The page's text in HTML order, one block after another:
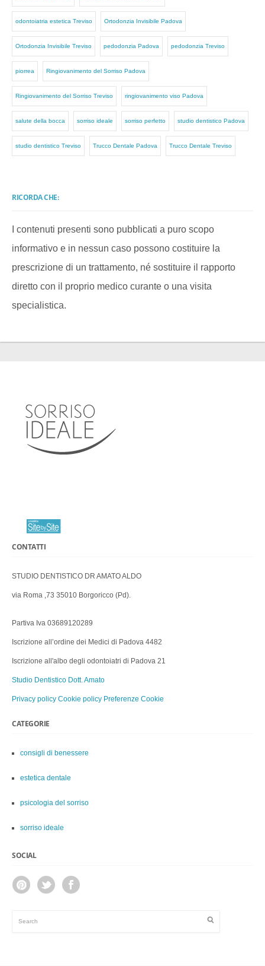
odontoiatria estetica Treviso Ortodonzia Invisibile Padova
Ortodonzia Invisibile Treviso pedodonzia Padova pedodonzia Treviso
piorrea Ringiovanimento del Sorriso Padova
Ringiovanimento del Sorriso Treviso ringiovanimento viso Padova
salute della bocca sorriso ideale sorriso perfetto studio dentistico Padova
studio dentistico Treviso Trucco Dentale Padova Trucco Dentale Treviso
RICORDA CHE:
I contenuti presenti sono pubblicati a puro scopo
informativo e in nessun caso possono costituire la
prescrizione di un trattamento, né sostituire il rapporto
diretto con il proprio medico curante o una visita
specialistica.
CONTATTI
STUDIO DENTISTICO DR AMATO ALDO
via Roma ,73 35010 Borgoricco (Pd).
Partiva Iva 03689120289
Iscrizione all’ordine dei Medici di Padova 4482
Iscrizione all'albo degli odontoiatri di Padova 21
Studio Dentistico Dott. Amato
Privacy policy Cookie policy Preferenze Cookie
CATEGORIE
consigli di benessere
estetica dentale
psicologia del sorriso
sorriso ideale
SOCIAL